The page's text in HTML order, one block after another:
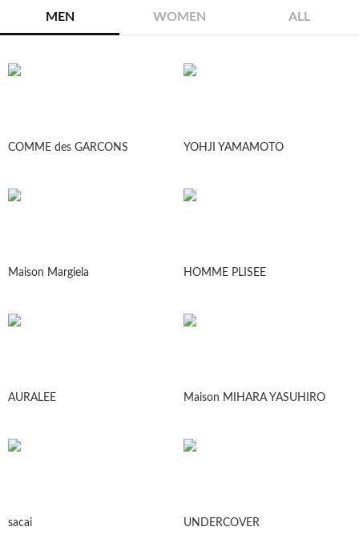
MEN WOMEN ALL
COMME des GARCONS YOHJI YAMAMOTO
Maison Margiela HOMME PLISEE
AURALEE Maison MIHARA YASUHIRO
sacai UNDERCOVER